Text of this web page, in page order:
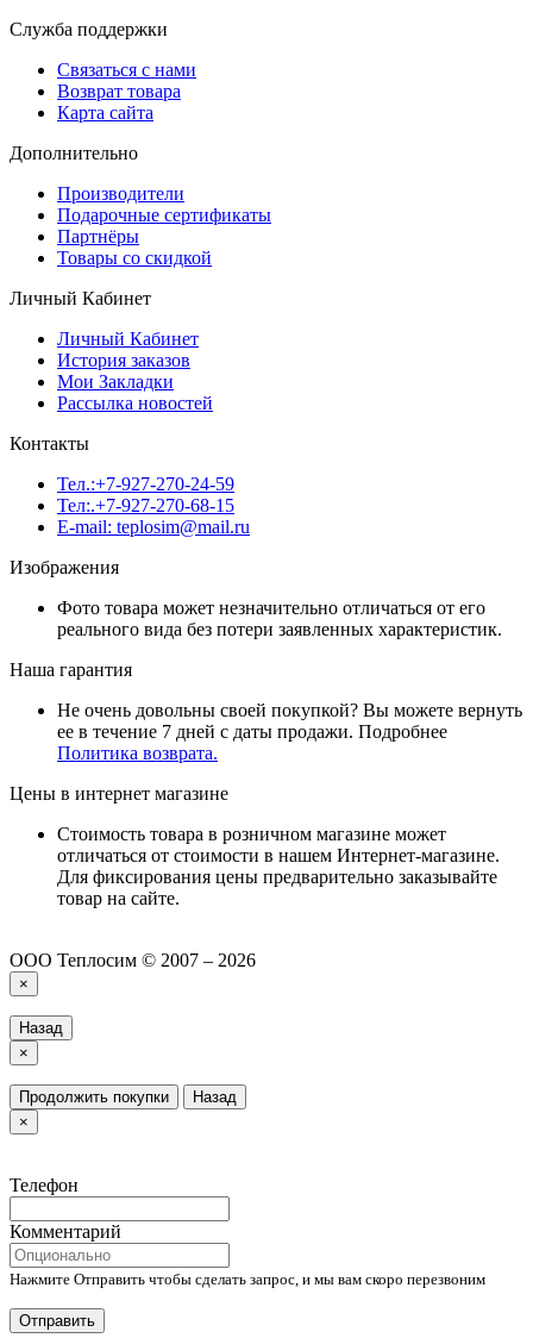
Служба поддержки
Связаться с нами
Возврат товара
Карта сайта
Дополнительно
Производители
Подарочные сертификаты
Партнёры
Товары со скидкой
Личный Кабинет
Личный Кабинет
История заказов
Мои Закладки
Рассылка новостей
Контакты
Тел.:+7-927-270-24-59
Тел:.+7-927-270-68-15
E-mail: teplosim@mail.ru
Изображения
Фото товара может незначительно отличаться от его
реального вида без потери заявленных характеристик.
Наша гарантия
Не очень довольны своей покупкой? Вы можете вернуть
ее в течение 7 дней с даты продажи. Подробнее
Политика возврата.
Цены в интернет магазине
Стоимость товара в розничном магазине может
отличаться от стоимости в нашем Интернет-магазине.
Для фиксирования цены предварительно заказывайте
товар на сайте.
ООО Теплосим © 2007 – 2026
×
Назад
×
Продолжить покупки
Назад
×
Телефон
Комментарий
Нажмите Отправить чтобы сделать запрос, и мы вам скоро перезвоним
Отправить